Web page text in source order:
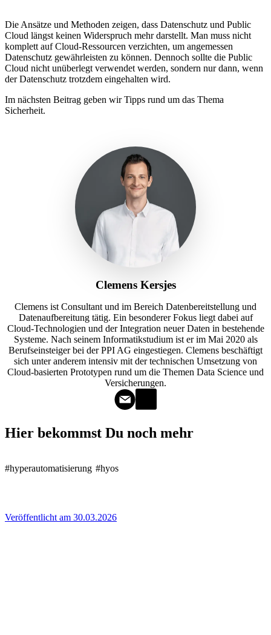
Die Ansätze und Methoden zeigen, dass Datenschutz und Public
Cloud längst keinen Widerspruch mehr darstellt. Man muss nicht
komplett auf Cloud-Ressourcen verzichten, um angemessen
Datenschutz gewährleisten zu können. Dennoch sollte die Public
Cloud nicht unüberlegt verwendet werden, sondern nur dann, wenn
der Datenschutz trotzdem eingehalten wird.
Im nächsten Beitrag geben wir Tipps rund um das Thema
Sicherheit.
Clemens Kersjes
Clemens ist Consultant und im Bereich Datenbereitstellung und
Datenaufbereitung tätig. Ein besonderer Fokus liegt dabei auf
Cloud-Technologien und der Integration neuer Daten in bestehende
Systeme. Nach seinem Informatikstudium ist er im Mai 2020 als
Berufseinsteiger bei der PPI AG eingestiegen. Clemens beschäftigt
sich unter anderem intensiv mit der technischen Umsetzung von
Cloud-basierten Prototypen rund um die Themen Data Science und
Versicherungen.​
Hier bekommst Du noch mehr
#hyperautomatisierung #hyos
Veröffentlicht am 30.03.2026